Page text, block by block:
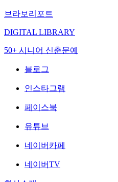
브라보리포트
DIGITAL LIBRARY
50+ 시니어 신춘문예
블로그
인스타그램
페이스북
유튜브
네이버카페
네이버TV